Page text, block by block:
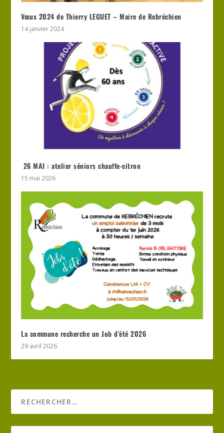
Vœux 2024 de Thierry LEGUET – Maire de Rebréchien
14 janvier 2024
26 MAI : atelier séniors chauffe-citron
15 mai 2026
La commune recherche un Job d’été 2026
29 avril 2026